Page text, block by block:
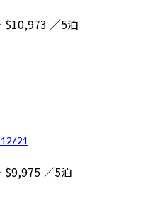
$10,973 ／5泊
21
$9,975 ／5泊